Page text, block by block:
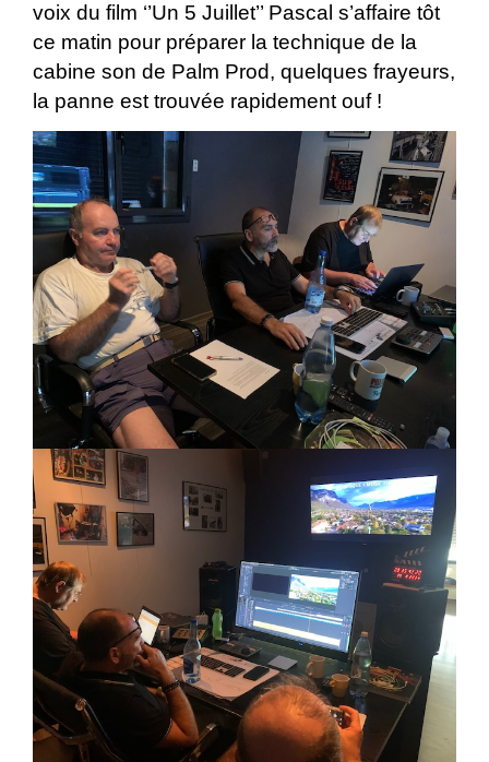
voix du film ‘’Un 5 Juillet’’ Pascal s’affaire tôt
ce matin pour préparer la technique de la
cabine son de Palm Prod, quelques frayeurs,
la panne est trouvée rapidement ouf !